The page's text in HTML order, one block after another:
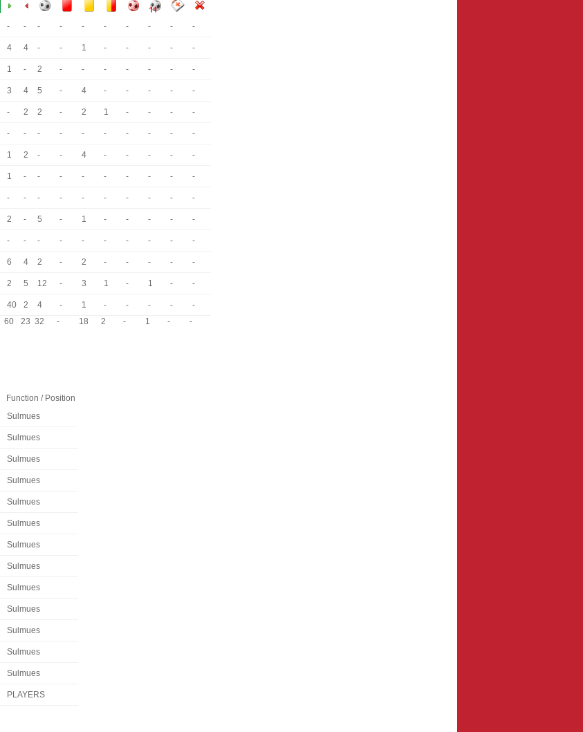
- - - - - - - - - -
4 4 - - 1 - - - - -
1 - 2 - - - - - - -
3 4 5 - 4 - - - - -
- 2 2 - 2 1 - - - -
- - - - - - - - - -
1 2 - - 4 - - - - -
1 - - - - - - - - -
- - - - - - - - - -
2 - 5 - 1 - - - - -
- - - - - - - - - -
6 4 2 - 2 - - - - -
2 5 12 - 3 1 - 1 - -
40 2 4 - 1 - - - -
-
60 23 32 - 18 2 - 1 - -
Function / Position
Sulmues
Sulmues
Sulmues
Sulmues
Sulmues
Sulmues
Sulmues
Sulmues
Sulmues
Sulmues
Sulmues
Sulmues
Sulmues
PLAYERS